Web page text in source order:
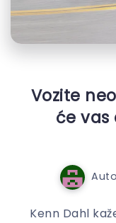
Vozite
će
Kenn Dahl